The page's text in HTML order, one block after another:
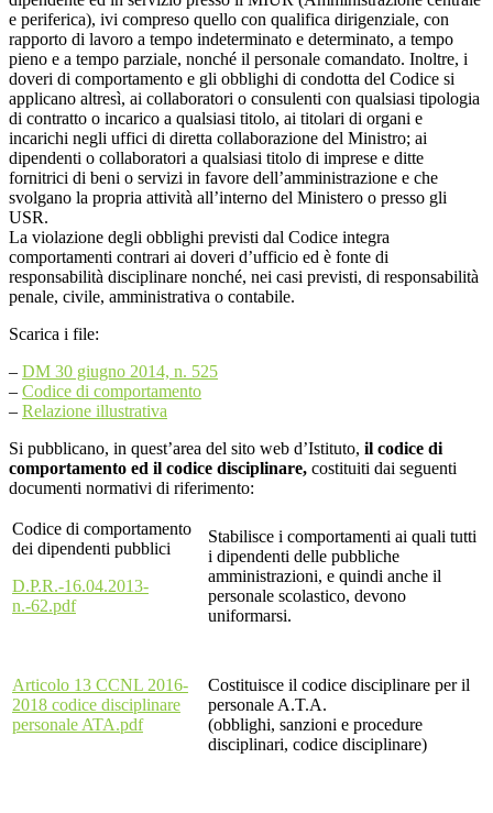
e periferica), ivi compreso quello con qualifica dirigenziale, con
rapporto di lavoro a tempo indeterminato e determinato, a tempo
pieno e a tempo parziale, nonché il personale comandato. Inoltre, i
doveri di comportamento e gli obblighi di condotta del Codice si
applicano altresì, ai collaboratori o consulenti con qualsiasi tipologia
di contratto o incarico a qualsiasi titolo, ai titolari di organi e
incarichi negli uffici di diretta collaborazione del Ministro; ai
dipendenti o collaboratori a qualsiasi titolo di imprese e ditte
fornitrici di beni o servizi in favore dell’amministrazione e che
svolgano la propria attività all’interno del Ministero o presso gli
USR.
La violazione degli obblighi previsti dal Codice integra
comportamenti contrari ai doveri d’ufficio ed è fonte di
responsabilità disciplinare nonché, nei casi previsti, di responsabilità
penale, civile, amministrativa o contabile.
Scarica i file:
– DM 30 giugno 2014, n. 525
– Codice di comportamento
– Relazione illustrativa
Si pubblicano, in quest’area del sito web d’Istituto, il codice di
comportamento ed il codice disciplinare, costituiti dai seguenti
documenti normativi di riferimento:
Codice di comportamento
dei dipendenti pubblici
D.P.R.-16.04.2013-
n.-62.pdf
Stabilisce i comportamenti ai quali tutti
i dipendenti delle pubbliche
amministrazioni, e quindi anche il
personale scolastico, devono
uniformarsi.
Articolo 13 CCNL 2016-
2018 codice disciplinare
personale ATA.pdf
Costituisce il codice disciplinare per il
personale A.T.A.
(obblighi, sanzioni e procedure
disciplinari, codice disciplinare)